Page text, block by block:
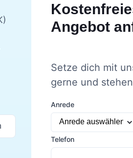
Angebot
Setze dich mit
gerne und
Anrede
Telefon